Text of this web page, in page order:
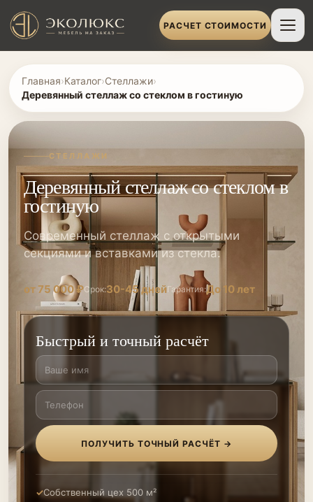
РАСЧЕТ СТОИМОСТИ
Главная›Каталог›Стеллажи›
Деревянный стеллаж со стеклом в гостиную
СТЕЛЛАЖИ
Деревянный стеллаж со стеклом в
гостиную
Современный стеллаж с открытыми
секциями и вставками из стекла.
от 75 000 ₽Срок:30-45 днейГарантия:До 10 лет
Быстрый и точный расчёт
ПОЛУЧИТЬ ТОЧНЫЙ РАСЧЁТ →
Собственный цех 500 м²